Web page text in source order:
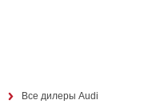
Все дилеры Audi